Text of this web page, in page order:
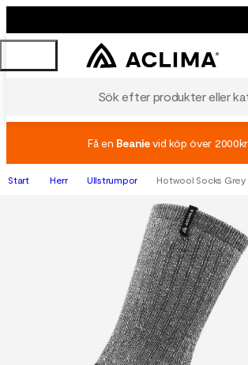
Sök efter produkter eller
Få en Beanievid köp över 2000kr
Start Herr Ullstrumpor Hotwool Socks Grey